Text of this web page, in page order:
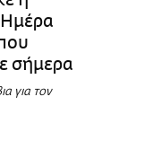
Επιλογές
σήμερα
για τον